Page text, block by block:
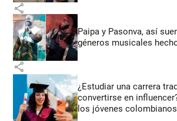
share
Paipa y Pasonva, así
géneros musicales
share
¿Estudiar una carrera
convertirse en
los jóvenes colombianos